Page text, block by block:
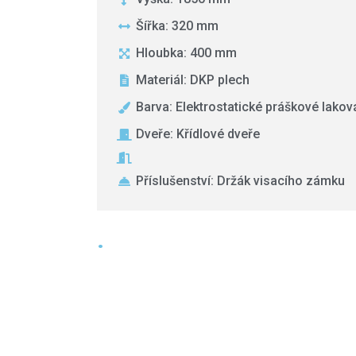
Šířka: 320 mm
Hloubka: 400 mm
Materiál: DKP plech
Barva: Elektrostatické práškové
Dveře: Křídlové dveře
Příslušenství: Držák visacího zámku
.